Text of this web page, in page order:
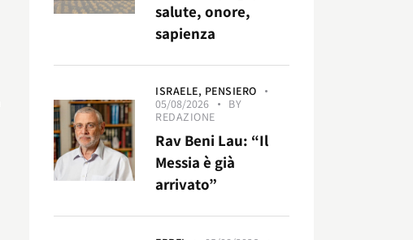
salute, onore,
sapienza
ISRAELE, PENSIERO
05/08/2026
BY
REDAZIONE
Rav Beni Lau: “Il
Messia è già
arrivato”